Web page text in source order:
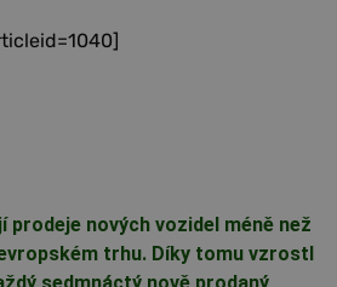
prodeje nových vozidel méně než
trhu. Díky tomu vzrostl